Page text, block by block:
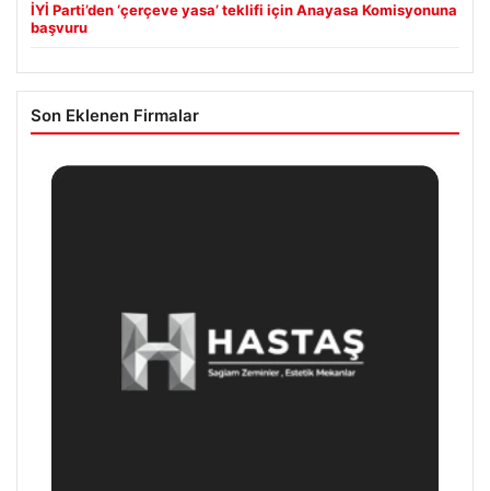
İYİ Parti’den ‘çerçeve yasa’ teklifi için Anayasa Komisyonuna
başvuru
Son Eklenen Firmalar